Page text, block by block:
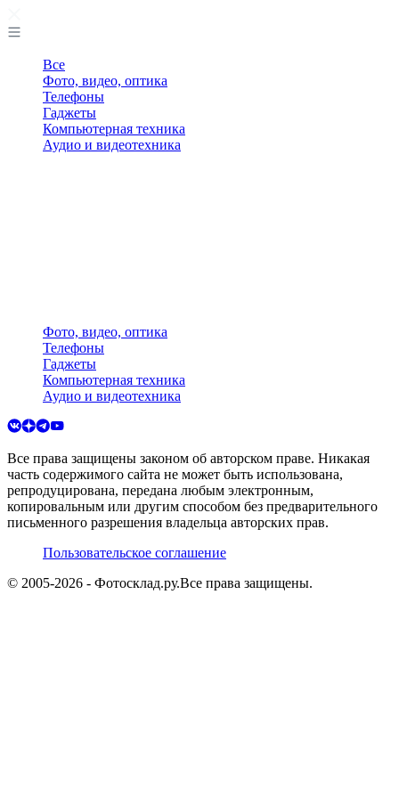
Все
Фото, видео, оптика
Телефоны
Гаджеты
Компьютерная техника
Аудио и видеотехника
Фото, видео, оптика
Телефоны
Гаджеты
Компьютерная техника
Аудио и видеотехника
Все права защищены законом об авторском праве. Никакая
часть содержимого сайта не может быть использована,
репродуцирована, передана любым электронным,
копировальным или другим способом без предварительного
письменного разрешения владельца авторских прав.
Пользовательское соглашение
© 2005-2026 - Фотосклад.ру.Все права защищены.